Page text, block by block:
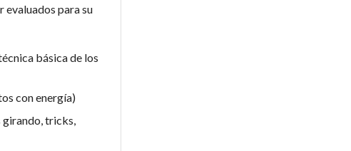
evaluados para su
básica de los
con energía)
girando, tricks,